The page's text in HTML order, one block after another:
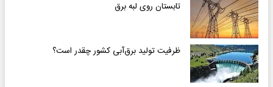
تابستان روی لبه برق
ظرفیت تولید برق‌آبی کشور چقدر است؟